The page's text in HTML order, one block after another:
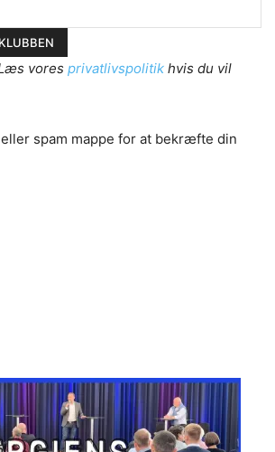
vores privatlivspolitik hvis du vil
spam mappe for at bekræfte din